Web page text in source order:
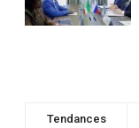
Tendances